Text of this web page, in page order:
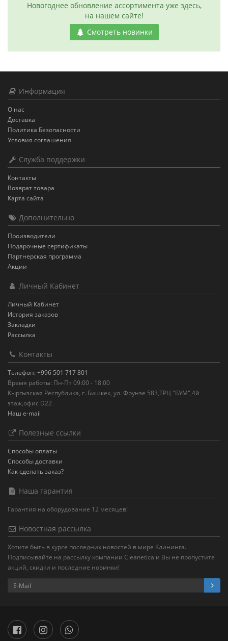
Новогоднее обновление ассортимента уже здесь,
на нашем сайте!
Смотреть новинки
Информация
О нас
Доставка
Политика Безопасности
Условия соглашения
Служба поддержки
Контакты
Возврат товара
Карта сайта
Дополнительно
Производители
Подарочные сертификаты
Партнерская программа
Акции
Личный Кабинет
Личный Кабинет
История заказов
Закладки
Рассылка
Контакты
Телефон: +996 501 717 801
Время работы: Пн-Пт 09:00 - 18:00
Кыргызская Республика, г. Бишкек, ул. Фрунзе 583,ТРЦ "БУМ",4й
этаж,офис D22
Наш e-mail
Полезные ссылки
Способы оплаты
Способы доставки
Как сделать заказ?
Наша гарантия
Гарантия на оборудование 12 месяцев!
Новостная рассылка
Хотите быть в курсе последних новостей в мире Клининга.
Подписывайте на рассылку компании Cleanetica и Вы не пропустите
акций, скидки и последние новинки!